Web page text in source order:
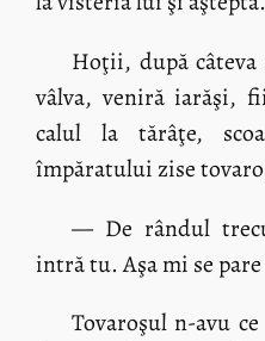
Hoţii, după
vâlva, veniră iarăşi,
calul la tărâţe,
împăratului zise
— De rândul
intră tu. Aşa mi se
Tovaroşul n-avu